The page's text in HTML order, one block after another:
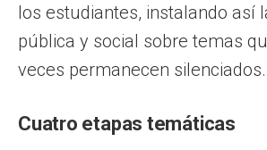
los estudiantes, instalando así
pública y social sobre temas
veces permanecen silenciados.
Cuatro etapas temáticas